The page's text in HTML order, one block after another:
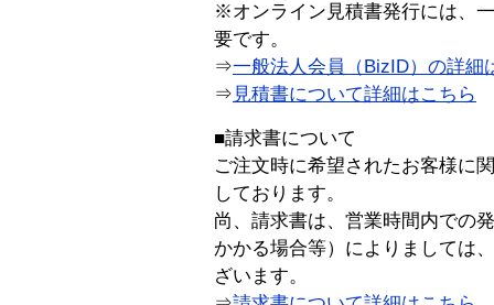
※オンライン見積書発行には、
要です。
⇒一般法人会員（BizID）の詳細
⇒ 見積書について詳細はこちら
■請求書について
ご注文時に希望されたお客様に
しております。
尚、請求書は、営業時間内での
かかる場合等）によりましては
ざいます。